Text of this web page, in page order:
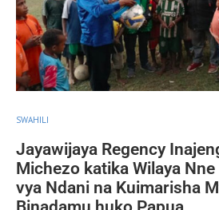
SWAHILI
Jayawijaya Regency
Michezo katika Wilaya
vya Ndani na Kuimarisha